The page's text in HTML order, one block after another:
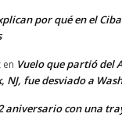
por qué en el
en Vuelo que partió del
NJ, fue desviado a
aniversario con una